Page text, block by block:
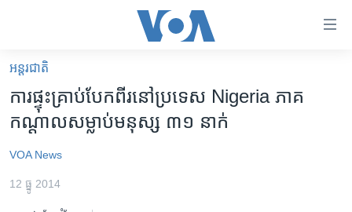
គេហទំព័រ​
ទាក់ទង
និង​
ទំព័រ​
អន្តរជាតិ
ហេឡូវីអូអេ
អន្តរជាតិ
ការ​ផ្ទុះ​គ្រាប់​បែក​​ពីរ​​នៅ​ប្រទេស​ Nigeria​ ភាគ​
កណ្តាល​សម្លាប់​មនុស្ស​ ៣១​ នាក់
VOA News
12 ធ្នូ 2014